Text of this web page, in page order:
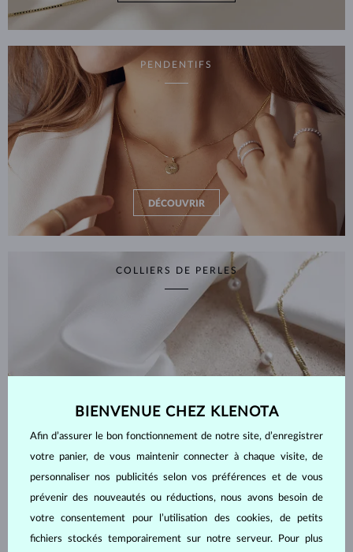
PENDENTIFS
DÉCOUVRIR
COLLIERS DE PERLES
BIENVENUE CHEZ KLENOTA
Afin d’assurer le bon fonctionnement de notre site, d’enregistrer
votre panier, de vous maintenir connecter à chaque visite, de
personnaliser nos publicités selon vos préférences et de vous
prévenir des nouveautés ou réductions, nous avons besoin de
votre consentement pour l’utilisation des cookies, de petits
fichiers stockés temporairement sur notre serveur. Pour plus